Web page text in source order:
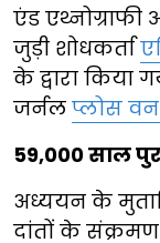
एंड
जुड़ी शोधकर्ता
के द्वारा
जर्नल प्लोस वन
59,000 साल
अध्ययन के
दांतों के